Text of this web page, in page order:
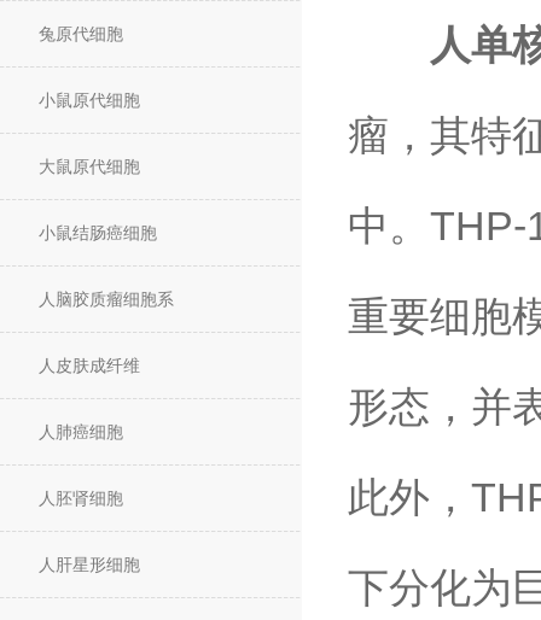
兔原代细胞
小鼠原代细胞
大鼠原代细胞
小鼠结肠癌细胞
人脑胶质瘤细胞系
人皮肤成纤维
人肺癌细胞
人胚肾细胞
人肝星形细胞
人单
瘤，其特
中。THP-
重要细胞
形态，并
此外，
下分化为